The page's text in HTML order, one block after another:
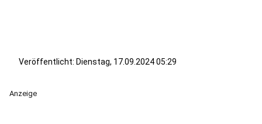
Veröffentlicht: Dienstag, 17.09.2024 05:29
Anzeige